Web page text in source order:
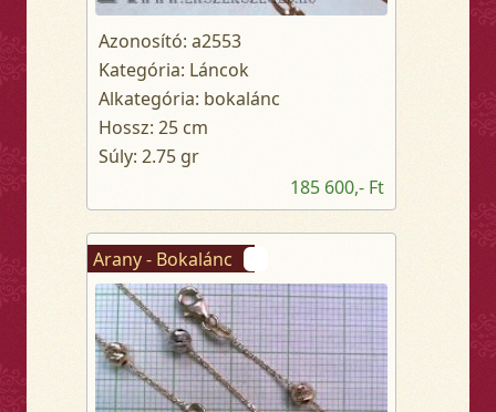
Azonosító: a2553
Kategória: Láncok
Alkategória: bokalánc
Hossz: 25 cm
Súly: 2.75 gr
185 600,- Ft
Arany - Bokalánc